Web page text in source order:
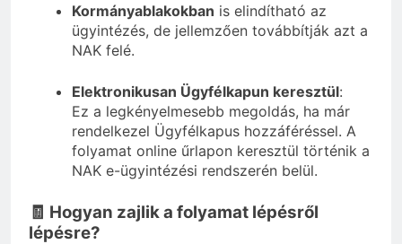
Kormányablakokban is elindítható az
ügyintézés, de jellemzően továbbítják azt a
NAK felé.
Elektronikusan Ügyfélkapun keresztül:
Ez a legkényelmesebb megoldás, ha már
rendelkezel Ügyfélkapus hozzáféréssel. A
folyamat online űrlapon keresztül történik a
NAK e-ügyintézési rendszerén belül.
🧾 Hogyan zajlik a folyamat lépésről
lépésre?